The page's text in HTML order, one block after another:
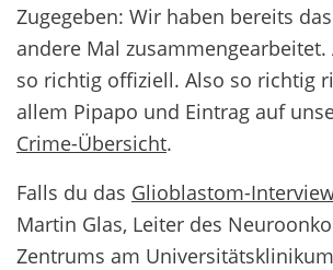
Zugegeben: Wir haben bereits
andere Mal zusammengearbeitet.
so richtig offiziell. Also so richtig
allem Pipapo und Eintrag auf
Crime-Übersicht.
Falls du das Glioblastom-
Martin Glas, Leiter des
Zentrums am